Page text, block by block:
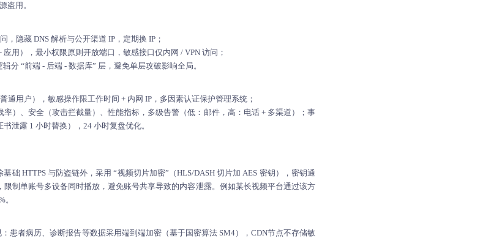
盗用。
，隐藏 DNS 解析与公开渠道 IP，定期换 IP；
应用），最小权限原则开放端口，敏感接口仅内网 / VPN 访问；
分 “前端 - 后端 - 数据库” 层，避免单层攻破影响全局。
通用户），敏感操作限工作时间 + 内网 IP，多因素认证保护管理系统；
率）、安全（攻击拦截量）、性能指标，多级告警（低：邮件，高：电话 + 多渠道）；事
泄露 1 小时替换），24 小时复盘优化。
础 HTTPS 与防盗链外，采用 “视频切片加密”（HLS/DASH 切片加 AES 密钥），密钥通
限制单账号多设备同时播放，避免账号共享导致的内容泄露。例如某长视频平台通过该方
患者病历、诊断报告等数据采用端到端加密（基于国密算法 SM4），CDN节点不存储敏